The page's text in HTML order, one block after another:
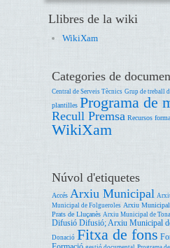
Llibres de la wiki
WikiXam
Categories de
Central de Serveis Tècnics Grup de treball
plantilles Programa de
Recull Premsa Recursos
WikiXam
Núvol d'etiquetes
Accés Arxiu Municipal
Municipal de Folgueroles Arxiu Municipal
Prats de Lluçanès Arxiu Municipal de Tona
Difusió Difusió; Arxiu Municipal
Donació Fitxa de fons